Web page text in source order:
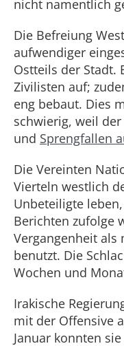
nicht namentlich
Die Befreiung
aufwendiger
Ostteils der Stadt.
Zivilisten auf;
eng bebaut. Dies
schwierig, weil der
und Sprengfallen
Die Vereinten
Vierteln westlich
Unbeteiligte
Berichten zufolge
Vergangenheit als
benutzt. Die
Wochen und
Irakische
mit der Offensive
Januar konnten